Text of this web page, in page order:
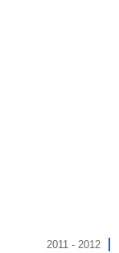
2011 - 2012